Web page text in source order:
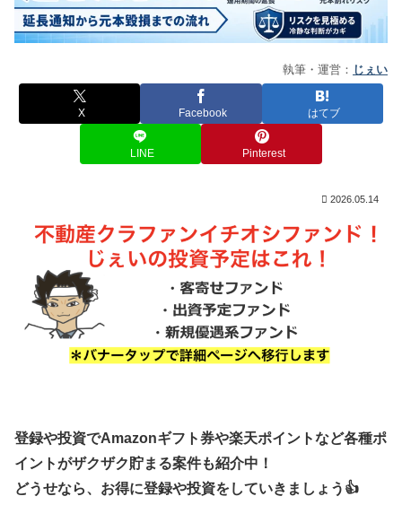
執筆・運営： じぇい
X Facebook はてブ
LINE Pinterest
2026.05.14
登録や投資でAmazonギフト券や楽天ポイントなど各種ポ
イントがザクザク貯まる案件も紹介中！
どうせなら、お得に登録や投資をしていきましょう👍